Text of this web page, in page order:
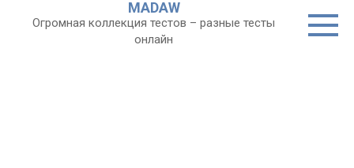
MADAW
Огромная коллекция тестов – разные тесты
онлайн